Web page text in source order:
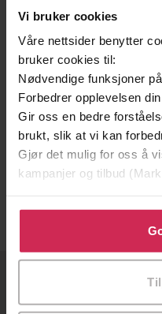
Vi bruker cookies
Våre nettsider benytter
bruker cookies til:
Nødvendige funksjoner
Forbedrer opplevelsen
Gir oss en bedre
brukt, slik at vi kan
Gjør det mulig for oss å
kampanjer og tilbud
Klikk på «Godta alle» for
bruke cookies for alle
tilpasse ditt samtykke til
275,-
Objektivt
Britt Irene Strand